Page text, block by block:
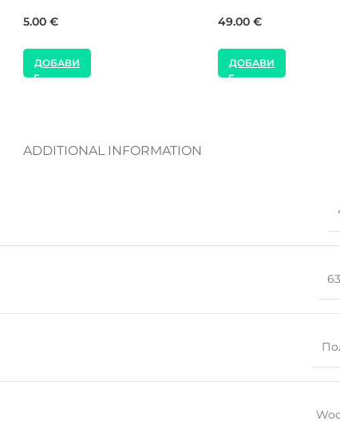
Наргиле
ДОБАВИ
15.00€
ДОБАВИ
ADDITIONAL INFORMATION